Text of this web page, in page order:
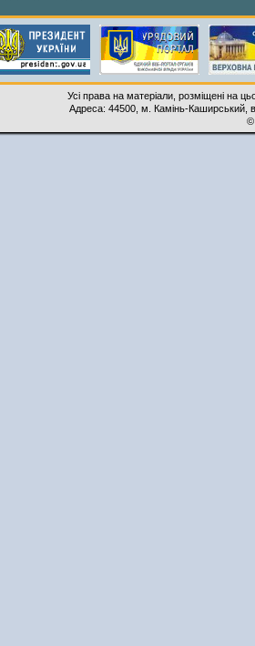
Усі права на матеріали, розміщені на
Адреса: 44500, м. Камінь-Каширський,
©